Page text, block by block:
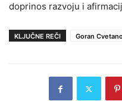
doprinos razvoju i
KLJUČNE REČI Goran